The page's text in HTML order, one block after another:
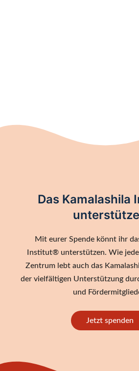
Das Kamalashila
Mit eurer Spende könnt ihr
Institut® unterstützen. Wie
Zentrum lebt auch das
der vielfältigen Unterstützung
und
Jetzt spenden